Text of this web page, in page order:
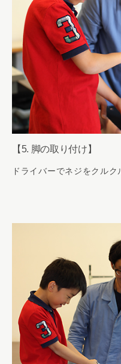
【5. 脚の取り付け】
ドライバーでネジをクル